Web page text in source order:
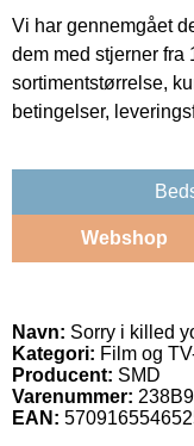
Vi har gennemgået
dem med stjerner fra
sortimentstørrelse,
betingelser,
Webshop
Navn: Sorry i killed
Kategori: Film og
Producent: SMD
Varenummer:
EAN: